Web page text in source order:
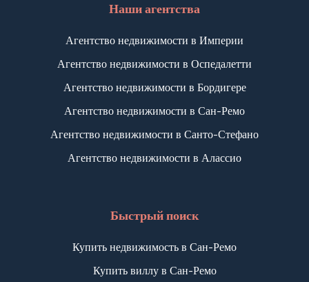
Наши агентства
Агентство недвижимости в Империи
Агентство недвижимости в Оспедалетти
Агентство недвижимости в Бордигере
Агентство недвижимости в Сан-Ремо
Агентство недвижимости в Санто-Стефано
Агентство недвижимости в Алассио
Быстрый поиск
Купить недвижимость в Сан-Ремо
Купить виллу в Сан-Ремо